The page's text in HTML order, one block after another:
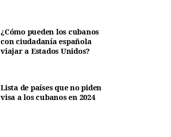
¿Cómo pueden los cubanos
con ciudadanía española
viajar a Estados Unidos?
Lista de países que no piden
visa a los cubanos en 2024